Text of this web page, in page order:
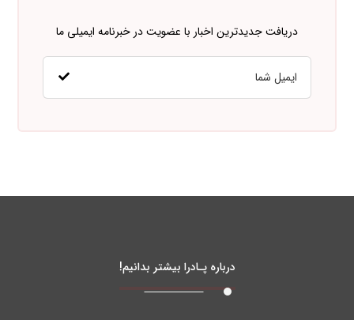
دریافت جدیدترین اخبار با عضویت در خبرنامه ایمیلی ما
درباره پـادرا بیشتر بدانیم!